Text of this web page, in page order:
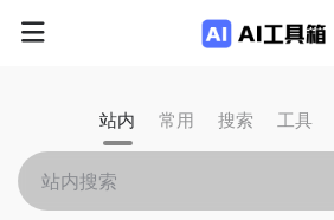
站内 常用 搜索 工具